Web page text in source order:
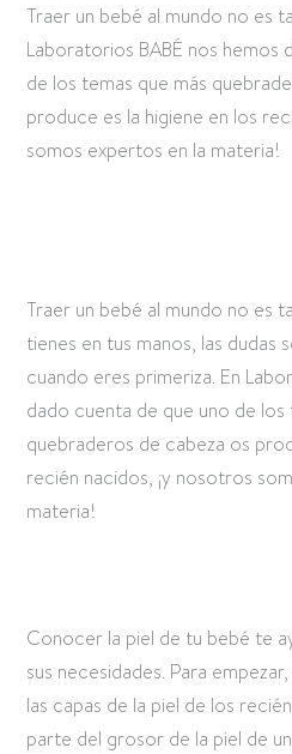
Traer un bebé al mundo no es
Laboratorios BABÉ nos hemos
de los temas que más
produce es la higiene en los
somos expertos en la materia!
Traer un bebé al mundo no es
tienes en tus manos, las dudas
cuando eres primeriza. En
dado cuenta de que uno de los
quebraderos de cabeza os
recién nacidos, ¡y nosotros
materia!
Conocer la piel de tu bebé te
sus necesidades. Para
las capas de la piel de los
parte del grosor de la piel de